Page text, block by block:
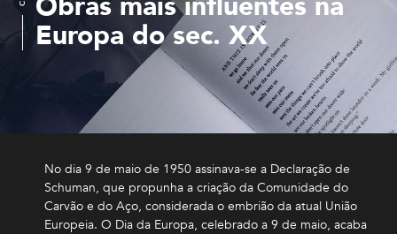
Europa do sec. XX
No dia 9 de maio de 1950 assinava-se a Declaração de
Schuman, que propunha a criação da Comunidade do
Carvão e do Aço, considerada o embrião da atual União
Europeia. O Dia da Europa, celebrado a 9 de maio, acaba